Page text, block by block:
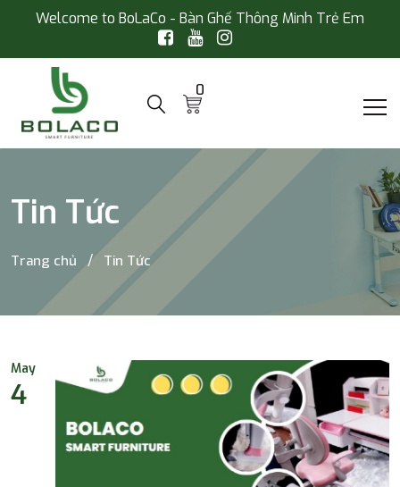
Welcome to BoLaCo - Bàn Ghế Thông Minh Trẻ Em
0
Tin Tức
Trang chủ Tin Tức
May
4